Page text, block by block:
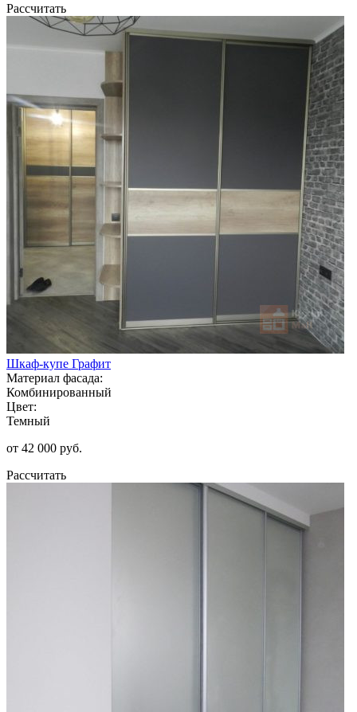
Рассчитать
Шкаф-купе Графит
Материал фасада:
Комбинированный
Цвет:
Темный
от 42 000 руб.
Рассчитать